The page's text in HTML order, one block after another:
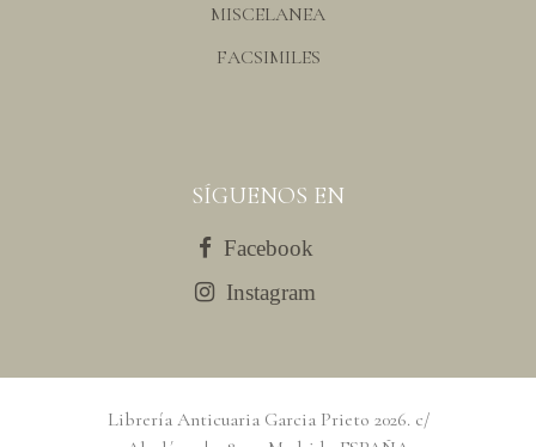
MISCELANEA
FACSIMILES
SÍGUENOS EN
Facebook
Instagram
Librería Anticuaria Garcia Prieto 2026. c/